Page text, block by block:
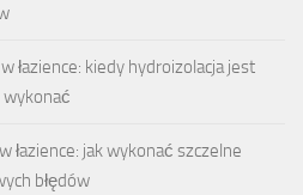
łazience: kiedy hydroizolacja jest
wykonać
łazience: jak wykonać szczelne
błędów